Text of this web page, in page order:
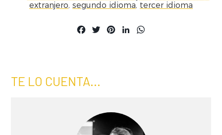
extranjero, segundo idioma, tercer idioma
Facebook
TwitterPinterestLinkedIn
TE LO CUENTA...